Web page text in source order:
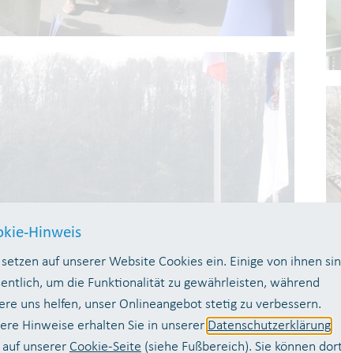
Hinweis
auf unserer Website Cookies ein. Einige von ihnen
um die Funktionalität zu gewährleisten, während
uns helfen, unser Onlineangebot stetig zu verbessern.
Hinweise erhalten Sie in unserer Datenschutzerklärung
auf unserer Cookie-Seite (siehe Fußbereich). Sie können